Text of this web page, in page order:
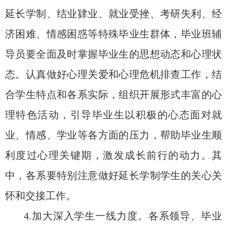
延长学制、结业肄业、就业受挫、考研失利、经
济困难、情感困惑等特殊毕业生群体，毕业班辅
导员要全面及时掌握毕业生的思想动态和心理状
态。认真做好心理关爱和心理危机排查工作， 结
合学生特点和各系实际 ，组织开展形式丰富的心
理特色活动， 引导毕业生以积极的心态面对就
业、情感、学业等各方面的压力，帮助毕业生顺
利度过心理关键期，激发成长前行的动力 。其
中，各系要特别注意做好延长学制学生的关心关
怀和交接工作。
4.加大深入学生一线力度。各系领导、毕业